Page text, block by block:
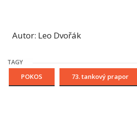
Autor: Leo Dvořák
TAGY
POKOS 73. tankový prapor